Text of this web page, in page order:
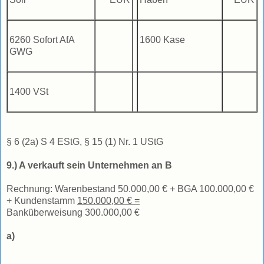
6260 Sofort AfA
GWG
1600 Kase
1400 VSt
§ 6 (2a) S 4 EStG, § 15 (1) Nr. 1 UStG
9.) A verkauft sein Unternehmen an B
Rechnung: Warenbestand 50.000,00 € + BGA 100.000,00 €
+ Kundenstamm 150.000,00 € =
Banküberweisung 300.000,00 €
a)